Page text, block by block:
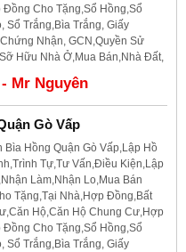
Cho Tặng,Sổ Hồng,Sổ
Sổ Trắng,Bìa Trắng, Giấy
Nhận, GCN,Quyền Sử
Hữu Nhà Ở,Mua Bán,Nhà Đất,
- Mr Nguyên
Gò Vấp
Bìa Hồng Quận Gò Vấp,Lập Hồ
Tự,Tư Vấn,Điều Kiện,Lập
Làm,Nhận Lo,Mua Bán
Tặng,Tại Nhà,Hợp Đồng,Bất
Hộ,Căn Hộ Chung Cư,Hợp
Cho Tặng,Sổ Hồng,Sổ
Sổ Trắng,Bìa Trắng, Giấy